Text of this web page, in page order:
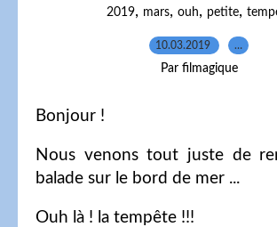
2019, mars, ouh, petite,
10.03.2019 …
Par filmagique
Bonjour !
Nous venons tout juste de
balade sur le bord de mer ...
Ouh là ! la tempête !!!